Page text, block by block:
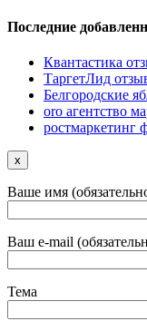
Последние
Квантастика
ТаргетЛид
Белгородские
oro агентство
ростмаркетинг
x
Ваше имя
Ваш e-mail
Тема